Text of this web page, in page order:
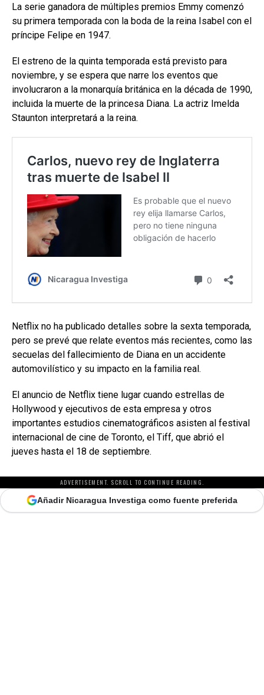
La serie ganadora de múltiples premios Emmy comenzó
su primera temporada con la boda de la reina Isabel con el
príncipe Felipe en 1947.
El estreno de la quinta temporada está previsto para
noviembre, y se espera que narre los eventos que
involucraron a la monarquía británica en la década de 1990,
incluida la muerte de la princesa Diana. La actriz Imelda
Staunton interpretará a la reina.
Netflix no ha publicado detalles sobre la sexta temporada,
pero se prevé que relate eventos más recientes, como las
secuelas del fallecimiento de Diana en un accidente
automovilístico y su impacto en la familia real.
El anuncio de Netflix tiene lugar cuando estrellas de
Hollywood y ejecutivos de esta empresa y otros
importantes estudios cinematográficos asisten al festival
internacional de cine de Toronto, el Tiff, que abrió el
jueves hasta el 18 de septiembre.
ADVERTISEMENT. SCROLL TO CONTINUE READING.
Añadir Nicaragua Investiga como fuente preferida